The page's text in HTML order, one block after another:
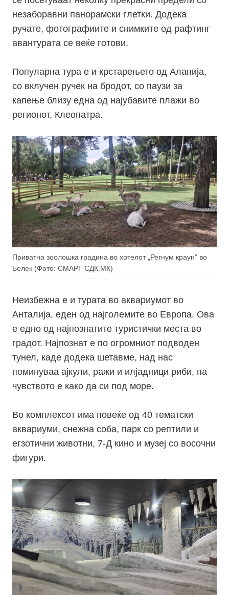
незаборавни панорамски глетки. Додека
ручате, фотографиите и снимките од рафтинг
авантурата се веќе готови.
Популарна тура е и крстарењето од Аланија,
со вклучен ручек на бродот, со паузи за
капење близу една од најубавите плажи во
регионот, Клеопатра.
Приватна зоолошка градина во хотелот „Регнум краун“ во
Белек (Фото: СМАРТ СДК.МК)
Неизбежна е и турата во аквариумот во
Анталија, еден од најголемите во Европа. Ова
е едно од најпознатите туристички места во
градот. Најпознат е по огромниот подводен
тунел, каде додека шетавме, над нас
поминуваа ајкули, ражи и илјадници риби, па
чувството е како да си под море.
Во комплексот има повеќе од 40 тематски
аквариуми, снежна соба, парк со рептили и
егзотични животни, 7-Д кино и музеј со восочни
фигури.